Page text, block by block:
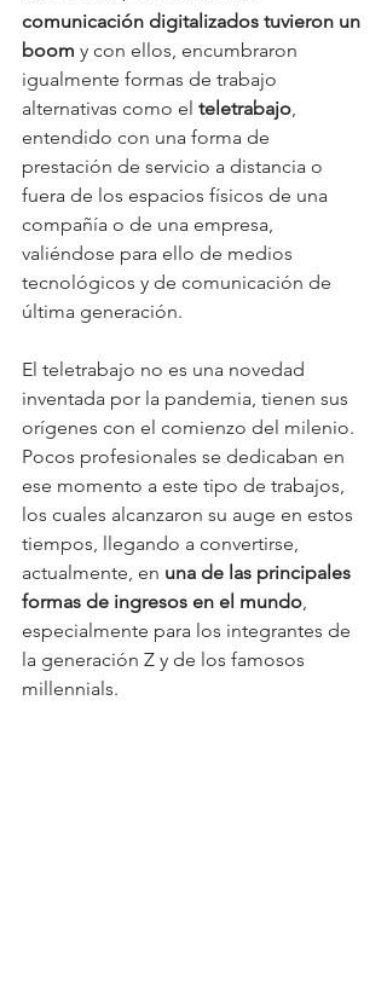
comunicación digitalizados tuvieron un
boom y con ellos, encumbraron
igualmente formas de trabajo
alternativas como el teletrabajo,
entendido con una forma de
prestación de servicio a distancia o
fuera de los espacios físicos de una
compañía o de una empresa,
valiéndose para ello de medios
tecnológicos y de comunicación de
última generación.
El teletrabajo no es una novedad
inventada por la pandemia, tienen sus
orígenes con el comienzo del milenio.
Pocos profesionales se dedicaban en
ese momento a este tipo de trabajos,
los cuales alcanzaron su auge en estos
tiempos, llegando a convertirse,
actualmente, en una de las principales
formas de ingresos en el mundo,
especialmente para los integrantes de
la generación Z y de los famosos
millennials.